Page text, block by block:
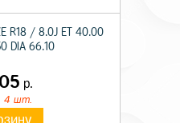
R18 / 8.0J ET 40.00
DIA 66.10
р.
4 шт.